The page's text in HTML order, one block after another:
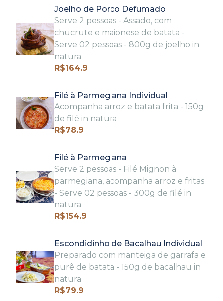
Joelho de Porco Defumado
Serve 2 pessoas - Assado, com
chucrute e maionese de batata -
Serve 02 pessoas - 800g de joelho in
natura
R$164.9
Filé à Parmegiana Individual
Acompanha arroz e batata frita - 150g
de filé in natura
R$78.9
Filé à Parmegiana
Serve 2 pessoas - Filé Mignon à
parmegiana, acompanha arroz e fritas
- Serve 02 pessoas - 300g de filé in
natura
R$154.9
Escondidinho de Bacalhau Individual
Preparado com manteiga de garrafa e
purê de batata - 150g de bacalhau in
natura
R$79.9